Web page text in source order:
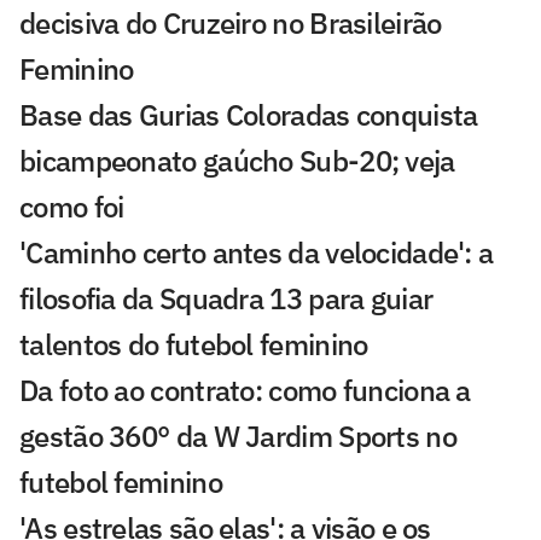
decisiva do Cruzeiro no Brasileirão
Feminino
Base das Gurias Coloradas conquista
bicampeonato gaúcho Sub-20; veja
como foi
'Caminho certo antes da velocidade': a
filosofia da Squadra 13 para guiar
talentos do futebol feminino
Da foto ao contrato: como funciona a
gestão 360° da W Jardim Sports no
futebol feminino
'As estrelas são elas': a visão e os